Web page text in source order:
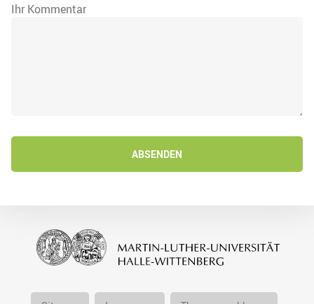
Ihr Kommentar
ABSENDEN